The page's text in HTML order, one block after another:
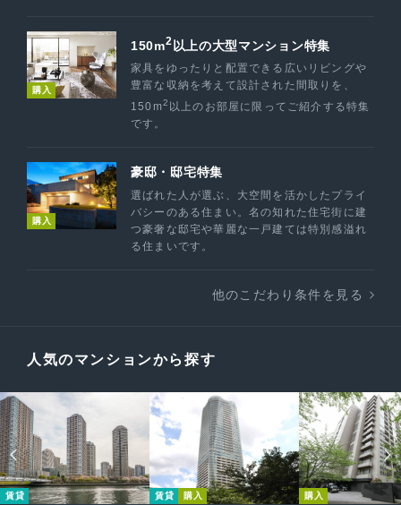
購入
150m2 以上の大型マンション特集
家具をゆったりと配置できる広いリビングや
豊富な収納を考えて設計された間取りを、
150m2 以上のお部屋に限ってご紹介する特集
です。
購入
豪邸・邸宅特集
選ばれた人が選ぶ、大空間を活かしたプライ
バシーのある住まい。名の知れた住宅街に建
つ豪奢な邸宅や華麗な一戸建ては特別感溢れ
る住まいです。
他のこだわり条件を見る
人気のマンションから探す
賃貸 賃貸 購入 購入